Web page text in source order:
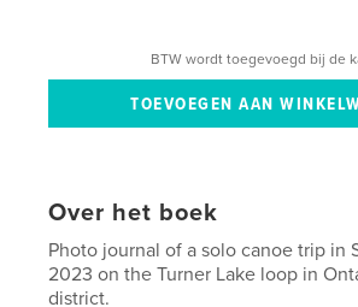
BTW wordt toegevoegd bij de
Over het boek
Photo journal of a solo canoe trip in
2023 on the Turner Lake loop in
district.